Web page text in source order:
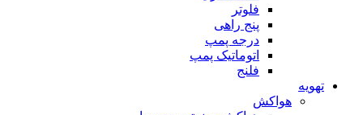
فلوتر
پنج راهی
درجه پمپ
اتوماتیک پمپ
فلنج
تهویه
هواکش